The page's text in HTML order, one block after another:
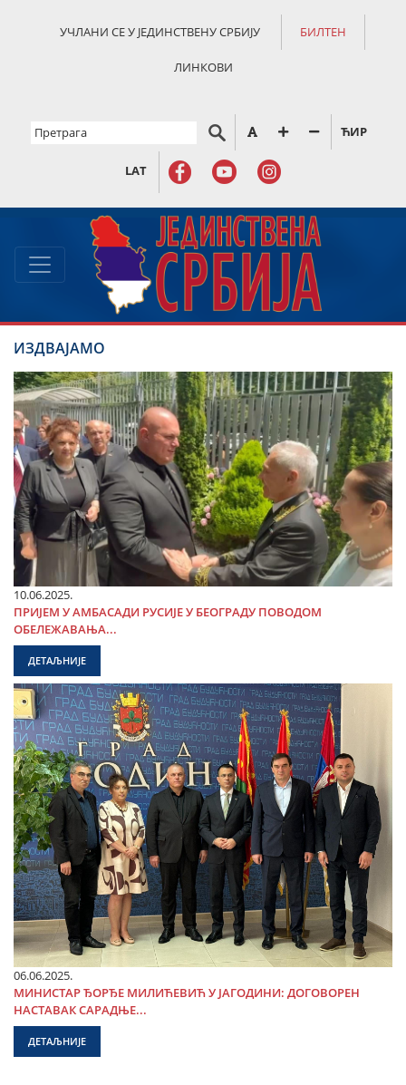
УЧЛАНИ СЕ У ЈЕДИНСТВЕНУ СРБИЈУ БИЛТЕН
ЛИНКОВИ
ЋИР
LAT
ИЗДВАЈАМО
10.06.2025.
ПРИЈЕМ У АМБАСАДИ РУСИЈЕ У БЕОГРАДУ ПОВОДОМ
ОБЕЛЕЖАВАЊА...
ДЕТАЉНИЈЕ
06.06.2025.
МИНИСТАР ЂОРЂЕ МИЛИЋЕВИЋ У ЈАГОДИНИ: ДОГОВОРЕН
НАСТАВАК САРАДЊЕ...
ДЕТАЉНИЈЕ